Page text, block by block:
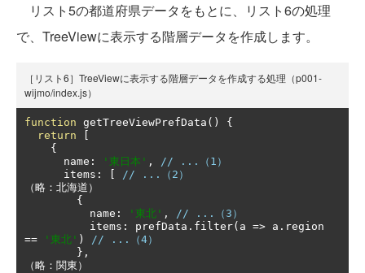
リスト5の都道府県データをもとに、リスト6の処理
で、TreeViewに表示する階層データを作成します。
［リスト6］TreeViewに表示する階層データを作成する処理（p001-
wijmo/index.js）
function getTreeViewPrefData ()
{
return
{
      name
: '東日本' ,
// ...（1）
      items
:
// ...（2）
（略：北海道）
{
          name
: '東北' ,
// ...（3）
          items
: prefData . filter( a => a .
==
'東北' )
// ...（4）
},
（略：関東）